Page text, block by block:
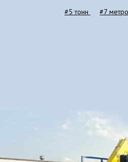
#5 тонн #7